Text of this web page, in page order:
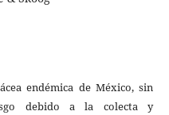
endémica de México, sin
debido a la colecta y